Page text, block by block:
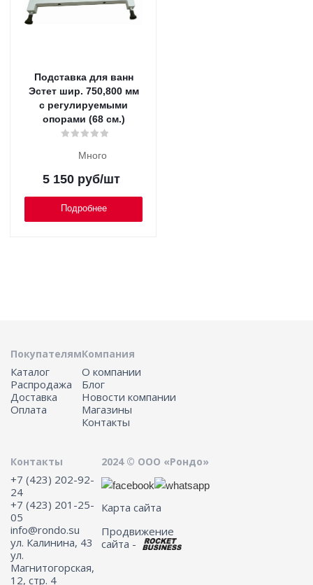
Подставка для ванн
Эстет шир. 750,800 мм
с регулируемыми
опорами (68 см.)
Много
5 150руб/шт
Подробнее
Покупателям
Каталог
Распродажа
Доставка
Оплата
Компания
О компании
Блог
Новости компании
Магазины
Контакты
Контакты
+7 (423) 202-92-
24
+7 (423) 201-25-
05
info@rondo.su
ул. Калинина, 43
ул.
Магнитогорская,
12, стр. 4
2024 © ООО «Рондо»
Карта сайта
Продвижение
сайта -